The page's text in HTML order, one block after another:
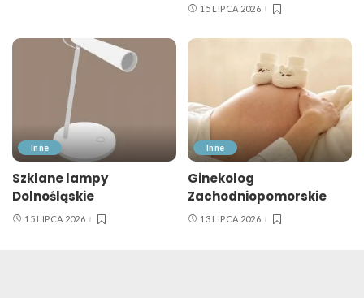
15 LIPCA 2026
Inne
Szklane lampy
Dolnośląskie
15 LIPCA 2026
Inne
Ginekolog
Zachodniopomorskie
13 LIPCA 2026